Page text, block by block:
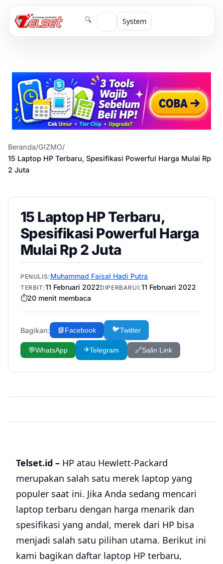
🔍 System
Beranda/GIZMO/
15 Laptop HP Terbaru, Spesifikasi Powerful Harga Mulai Rp
2 Juta
15 Laptop HP Terbaru,
Spesifikasi Powerful Harga
Mulai Rp 2 Juta
PENULIS: Muhammad Faisal Hadi Putra
TERBIT:11 Februari 2022DIPERBARUI:11 Februari 2022
⏱️20 menit membaca
Bagikan: 📘Facebook 🐦Twitter
💬WhatsApp ✈️Telegram 🔗Salin Link
Telset.id – HP atau Hewlett-Packard
merupakan salah satu merek laptop yang
populer saat ini. Jika Anda sedang mencari
laptop terbaru dengan harga menarik dan
spesifikasi yang andal, merek dari HP bisa
menjadi salah satu pilihan utama. Berikut ini
kami bagikan daftar laptop HP terbaru,